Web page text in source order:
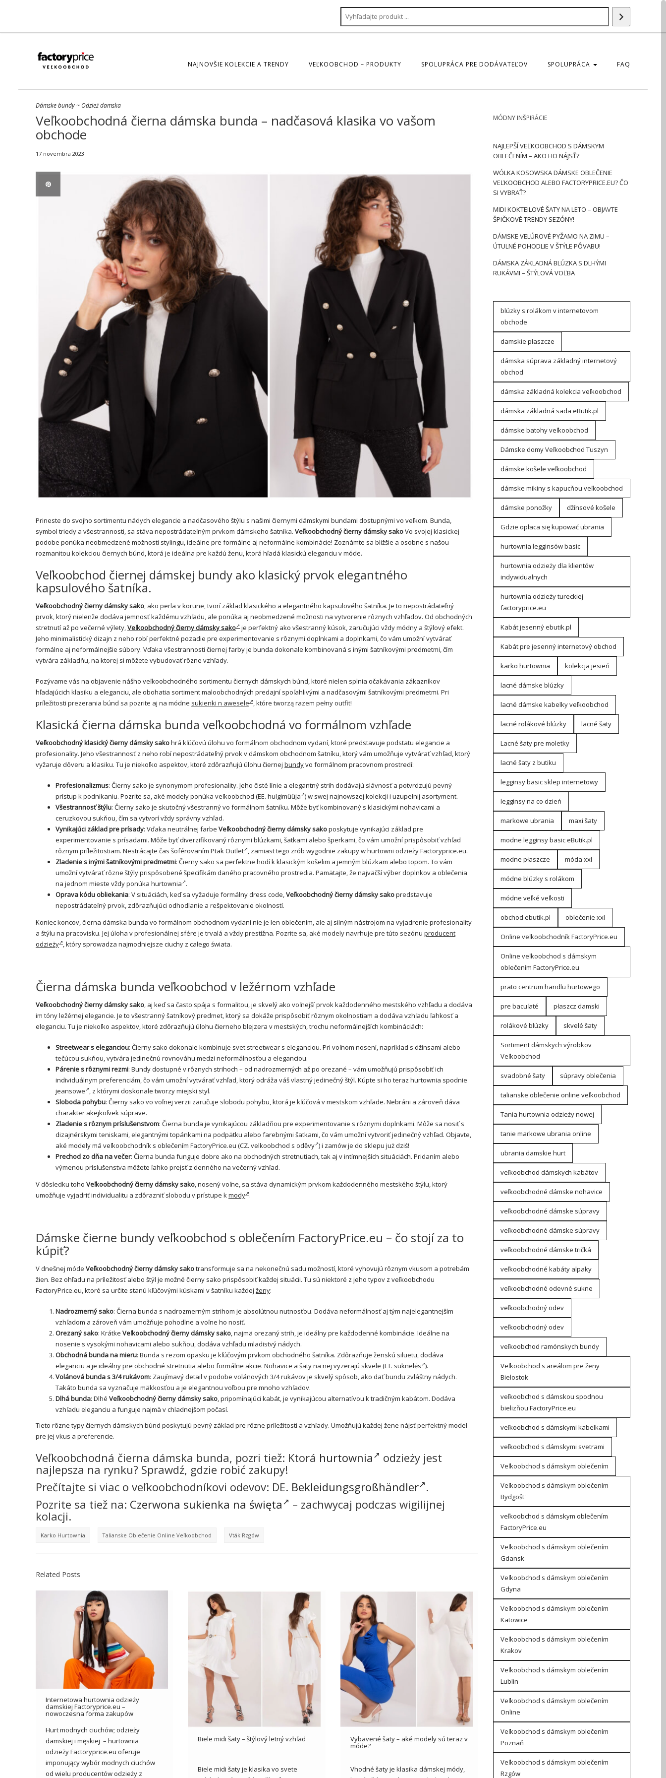
produktu
NAJNOVŠIE KOLEKCIE A TRENDY VEĽKOOBCHOD – PRODUKTY SPOLUPRÁCA PRE DODÁVATEĽOV SPOLUPRÁCA FAQ
Dámske bundy~ Odzież damska
Veľkoobchodná čierna dámska bunda – nadčasová klasika vo vašom
obchode
17 novembra 2023
Prineste do svojho sortimentu nádych elegancie a nadčasového štýlu s našimi čiernymi dámskymi bundami dostupnými vo veľkom. Bunda,
symbol triedy a všestrannosti, sa stáva nepostrádateľným prvkom dámskeho šatníka. Veľkoobchodný čierny dámsky sakoVo svojej klasickej
podobe ponúka neobmedzené možnosti stylingu, ideálne pre formálne aj neformálne kombinácie! Zoznámte sa bližšie a osobne s našou
rozmanitou kolekciou čiernych búnd, ktorá je ideálna pre každú ženu, ktorá hľadá klasickú eleganciu v móde.
Veľkoobchod čiernej dámskej bundy ako klasický prvok elegantného
kapsulového šatníka.
Veľkoobchodný čierny dámsky sako, ako perla v korune, tvorí základ klasického a elegantného kapsulového šatníka. Je to nepostrádateľný
prvok, ktorý nielenže dodáva jemnosť každému vzhľadu, ale ponúka aj neobmedzené možnosti na vytvorenie rôznych vzhľadov. Od obchodných
stretnutí až po večerné výlety,Veľkoobchodný čierny dámsky sako
je perfektný ako všestranný kúsok, zaručujúci vždy módny a štýlový efekt.
Jeho minimalistický dizajn z neho robí perfektné pozadie pre experimentovanie s rôznymi doplnkami a doplnkami, čo vám umožní vytvárať
formálne aj neformálnejšie súbory. Vďaka všestrannosti čiernej farby je bunda dokonale kombinovaná s inými šatníkovými predmetmi, čím
vytvára základňu, na ktorej si môžete vybudovať rôzne vzhľady.
Pozývame vás na objavenie nášho veľkoobchodného sortimentu čiernych dámskych búnd, ktoré nielen splnia očakávania zákazníkov
hľadajúcich klasiku a eleganciu, ale obohatia sortiment maloobchodných predajní spoľahlivými a nadčasovými šatníkovými predmetmi. Pri
príležitosti prezerania búnd sa pozrite aj na módne sukienki n awesele , które tworzą razem pełny outfit!
Klasická čierna dámska bunda veľkoobchodná vo formálnom vzhľade
Veľkoobchodný klasický čierny dámsky sakohrá kľúčovú úlohu vo formálnom obchodnom vydaní, ktoré predstavuje podstatu elegancie a
profesionality. Jeho všestrannosť z neho robí nepostrádateľný prvok v dámskom obchodnom šatníku, ktorý vám umožňuje vytvárať vzhľad, ktorý
vyžaruje dôveru a klasiku. Tu je niekoľko aspektov, ktoré zdôrazňujú úlohu čiernej bundyvo formálnom pracovnom prostredí:
Profesionalizmus: Čierny sako je synonymom profesionality. Jeho čisté línie a elegantný strih dodávajú slávnosť a potvrdzujú pevný
prístup k podnikaniu. Pozrite sa, aké modely ponúka veľkoobchod (EE. hulgimüüja ) w swej najnowszej kolekcji i uzupełnij asortyment.
Všestrannosť štýlu: Čierny sako je skutočný všestranný vo formálnom šatníku. Môže byť kombinovaný s klasickými nohavicami a
ceruzkovou sukňou, čím sa vytvorí vždy správny vzhľad.
Vynikajúci základ pre prísady: Vďaka neutrálnej farbe Veľkoobchodný čierny dámsky sakoposkytuje vynikajúci základ pre
experimentovanie s prísadami. Môže byť diverzifikovaný rôznymi blúzkami, šatkami alebo šperkami, čo vám umožní prispôsobiť vzhľad
rôznym príležitostiam. Nestrácajte čas šoférovaním Ptak Outlet , zamiast tego zrób wygodnie zakupyw hurtowni odzieży Factoryprice.eu.
Zladenie s inými šatníkovými predmetmi: Čierny sako sa perfektne hodí k klasickým košelim a jemným blúzkam alebo topom. To vám
umožní vytvárať rôzne štýly prispôsobené špecifikám daného pracovného prostredia. Pamätajte, že najväčší výber doplnkov a oblečenia
na jednom mieste vždy ponúka hurtownia .
Oprava kódu obliekania: V situáciách, keď sa vyžaduje formálny dress code,Veľkoobchodný čierny dámsky sakopredstavuje
nepostrádateľný prvok, zdôrazňujúci odhodlanie a rešpektovanie okolností.
Koniec koncov, čierna dámska bunda vo formálnom obchodnom vydaní nie je len oblečením, ale aj silným nástrojom na vyjadrenie profesionality
a štýlu na pracovisku. Jej úloha v profesionálnej sfére je trvalá a vždy prestížna. Pozrite sa, aké modely navrhuje pre túto sezónu producent
odzieży , który sprowadza najmodniejsze ciuchy z całego świata.
Čierna dámska bunda veľkoobchod v ležérnom vzhľade
Veľkoobchodný čierny dámsky sako, aj keď sa často spája s formalitou, je skvelý ako voľnejší prvok každodenného mestského vzhľadu a dodáva
im tóny ležérnej elegancie. Je to všestranný šatníkový predmet, ktorý sa dokáže prispôsobiť rôznym okolnostiam a dodáva vzhľadu ľahkosť a
eleganciu. Tu je niekoľko aspektov, ktoré zdôrazňujú úlohu čierneho blejzera v mestských, trochu neformálnejších kombináciách:
Streetwear s eleganciou: Čierny sako dokonale kombinuje svet streetwear s eleganciou. Pri voľnom nosení, napríklad s džínsami alebo
tečúcou sukňou, vytvára jedinečnú rovnováhu medzi neformálnosťou a eleganciou.
Párenie s rôznymi rezmi: Bundy dostupné v rôznych strihoch – od nadrozmerných až po orezané – vám umožňujú prispôsobiť ich
individuálnym preferenciám, čo vám umožní vytvárať vzhľad, ktorý odráža váš vlastný jedinečný štýl. Kúpte si ho teraz hurtownia spodnie
jeansowe , z którymi doskonale tworzy miejski styl.
Sloboda pohybu: Čierny sako vo voľnej verzii zaručuje slobodu pohybu, ktorá je kľúčová v mestskom vzhľade. Nebráni a zároveň dáva
charakter akejkoľvek súprave.
Zladenie s rôznym príslušenstvom: Čierna bunda je vynikajúcou základňou pre experimentovanie s rôznymi doplnkami. Môže sa nosiť s
dizajnérskymi teniskami, elegantnými topánkami na podpätku alebo farebnými šatkami, čo vám umožní vytvoriť jedinečný vzhľad. Objavte,
aké modely má veľkoobchodník s oblečením FactoryPrice.eu (CZ. velkoobchod s oděvy ) i zamów je do sklepu już dziś!
Prechod zo dňa na večer: Čierna bunda funguje dobre ako na obchodných stretnutiach, tak aj v intímnejších situáciách. Pridaním alebo
výmenou príslušenstva môžete ľahko prejsť z denného na večerný vzhľad.
V dôsledku toho Veľkoobchodný čierny dámsky sako, nosený voľne, sa stáva dynamickým prvkom každodenného mestského štýlu, ktorý
umožňuje vyjadriť individualitu a zdôrazniť slobodu v prístupe kmody .
Dámske čierne bundy veľkoobchod s oblečením FactoryPrice.eu – čo stojí za to
kúpiť?
V dnešnej móde Veľkoobchodný čierny dámsky sakotransformuje sa na nekonečnú sadu možností, ktoré vyhovujú rôznym vkusom a potrebám
žien. Bez ohľadu na príležitosť alebo štýl je možné čierny sako prispôsobiť každej situácii. Tu sú niektoré z jeho typov z veľkoobchodu
FactoryPrice.eu, ktoré sa určite stanú kľúčovými kúskami v šatníku každej ženy:
Nadrozmerný sako: Čierna bunda s nadrozmerným strihom je absolútnou nutnosťou. Dodáva neformálnosť aj tým najelegantnejším
vzhľadom a zároveň vám umožňuje pohodlne a voľne ho nosiť.
Orezaný sako: Krátke Veľkoobchodný čierny dámsky sako, najmä orezaný strih, je ideálny pre každodenné kombinácie. Ideálne na
nosenie s vysokými nohavicami alebo sukňou, dodáva vzhľadu mladistvý nádych.
Obchodná bunda na mieru: Bunda s rezom opasku je kľúčovým prvkom obchodného šatníka. Zdôrazňuje ženskú siluetu, dodáva
eleganciu a je ideálny pre obchodné stretnutia alebo formálne akcie. Nohavice a šatyna nej vyzerajú skvele (LT. suknelės ).
Volánová bunda s 3/4 rukávom: Zaujímavý detail v podobe volánových 3/4 rukávov je skvelý spôsob, ako dať bundu zvláštny nádych.
Takáto bunda sa vyznačuje mäkkosťou a je elegantnou voľbou pre mnoho vzhľadov.
Dlhá bunda: Dlhé Veľkoobchodný čierny dámsky sako, pripomínajúci kabát, je vynikajúcou alternatívou k tradičným kabátom. Dodáva
vzhľadu eleganciu a funguje najmä v chladnejšom počasí.
Tieto rôzne typy čiernych dámskych búnd poskytujú pevný základ pre rôzne príležitosti a vzhľady. Umožňujú každej žene nájsť perfektný model
pre jej vkus a preferencie.
Veľkoobchodná čierna dámska bunda, pozri tiež: Ktorá hurtownia
odzieży jest
najlepsza na rynku? Sprawdź, gdzie robić zakupy!
Prečítajte si viac o veľkoobchodníkovi odevov: DE. Bekleidungsgroßhändler .
Pozrite sa tiež na: Czerwona sukienka na święta
– zachwycaj podczas wigilijnej
kolacji.
Karko Hurtownia Talianske Oblečenie Online Veľkoobchod Vták Rzgów
Related Posts
Internetowa hurtownia odzieży
damskiej Factoryprice.eu –
nowoczesna forma zakupów
Hurt modnych ciuchów; odzieży
damskiej i męskiej – hurtownia
odzieży Factoryprice.eu oferuje
imponujący wybór modnych ciuchów
od wielu producentów odzieży z
Biele midi šaty – štýlový letný vzhľad
Biele midi šaty je klasika vo svete
Vybavené šaty – aké modely sú teraz v
móde?
Vhodné šaty je klasika dámskej módy,
MÓDNY INŠPIRÁCIE
NAJLEPŠÍ VEĽKOOBCHOD S DÁMSKYM
OBLEČENÍM – AKO HO NÁJSŤ?
WÓLKA KOSOWSKA DÁMSKE OBLEČENIE
VEĽKOOBCHOD ALEBO FACTORYPRICE.EU? ČO
SI VYBRAŤ?
MIDI KOKTEILOVÉ ŠATY NA LETO – OBJAVTE
ŠPIČKOVÉ TRENDY SEZÓNY!
DÁMSKE VELÚROVÉ PYŽAMO NA ZIMU –
ÚTULNÉ POHODLIE V ŠTÝLE PÔVABU!
DÁMSKA ZÁKLADNÁ BLÚZKA S DLHÝMI
RUKÁVMI – ŠTÝLOVÁ VOĽBA
blúzky s rolákom v internetovom
obchode
damskie płaszcze
dámska súprava základný internetový
obchod
dámska základná kolekcia veľkoobchod
dámska základná sada eButik.pl
dámske batohy veľkoobchod
Dámske domy Veľkoobchod Tuszyn
dámske košele veľkoobchod
dámske mikiny s kapucňou veľkoobchod
dámske ponožky džínsové košele
Gdzie opłaca się kupować ubrania
hurtownia legginsów basic
hurtownia odzieży dla klientów
indywidualnych
hurtownia odzieży tureckiej
factoryprice.eu
Kabát jesenný ebutik.pl
Kabát pre jesenný internetový obchod
karko hurtownia kolekcja jesień
lacné dámske blúzky
lacné dámske kabelky veľkoobchod
lacné rolákové blúzky lacné šaty
Lacné šaty pre moletky
lacné šaty z butiku
legginsy basic sklep internetowy
legginsy na co dzień
markowe ubrania maxi šaty
modne legginsy basic eButik.pl
modne płaszcze móda xxl
módne blúzky s rolákom
módne veľké veľkosti
obchod ebutik.pl oblečenie xxl
Online veľkoobchodník FactoryPrice.eu
Online veľkoobchod s dámskym
oblečením FactoryPrice.eu
prato centrum handlu hurtowego
pre bacuľaté płaszcz damski
rolákové blúzky skvelé šaty
Sortiment dámskych výrobkov
Veľkoobchod
svadobné šaty súpravy oblečenia
talianske oblečenie online veľkoobchod
Tania hurtownia odzieży nowej
tanie markowe ubrania online
ubrania damskie hurt
veľkoobchod dámskych kabátov
veľkoobchodné dámske nohavice
veľkoobchodné dámske súpravy
veľkoobchodné dámske súpravy
veľkoobchodné dámske tričká
veľkoobchodné kabáty alpaky
veľkoobchodné odevné sukne
veľkoobchodný odev
veľkoobchodný odev
veľkoobchod ramónskych bundy
Veľkoobchod s areálom pre ženy
Bielostok
veľkoobchod s dámskou spodnou
bielizňou FactoryPrice.eu
veľkoobchod s dámskymi kabelkami
veľkoobchod s dámskymi svetrami
Veľkoobchod s dámskym oblečením
Veľkoobchod s dámskym oblečením
Bydgošt'
veľkoobchod s dámskym oblečením
FactoryPrice.eu
Veľkoobchod s dámskym oblečením
Gdansk
Veľkoobchod s dámskym oblečením
Gdyna
Veľkoobchod s dámskym oblečením
Katowice
Veľkoobchod s dámskym oblečením
Krakov
Veľkoobchod s dámskym oblečením
Lublin
Veľkoobchod s dámskym oblečením
Online
Veľkoobchod s dámskym oblečením
Poznaň
Veľkoobchod s dámskym oblečením
Rzgów